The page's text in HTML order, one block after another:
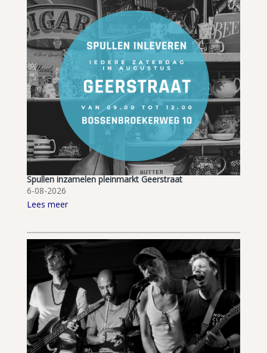
Spullen inzamelen pleinmarkt Geerstraat
6-08-2026
Lees meer